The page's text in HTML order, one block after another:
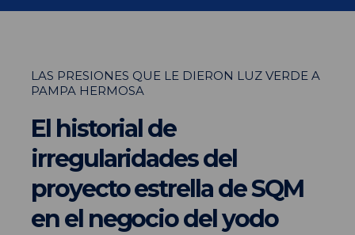
LAS PRESIONES QUE LE DIERON LUZ VERDE A
PAMPA HERMOSA
El historial de
irregularidades del
proyecto estrella de SQM
en el negocio del yodo